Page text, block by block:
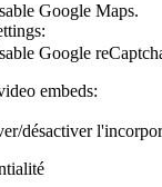
Google Maps.
Google
embeds:
désactiver